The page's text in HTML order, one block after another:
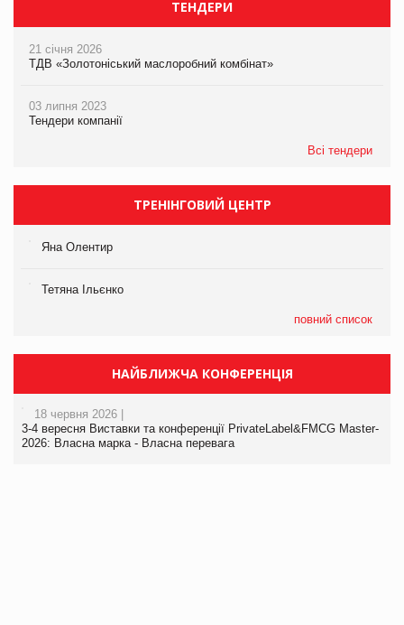
ТЕНДЕРИ
21 січня 2026
ТДВ «Золотоніський маслоробний комбінат»
03 липня 2023
Тендери компанії
Всі тендери
ТРЕНІНГОВИЙ ЦЕНТР
Яна Олентир
Тетяна Ільєнко
повний список
НАЙБЛИЖЧА КОНФЕРЕНЦІЯ
18 червня 2026 |
3-4 вересня Виставки та конференції PrivateLabel&FMCG Master-
2026: Власна марка - Власна перевага